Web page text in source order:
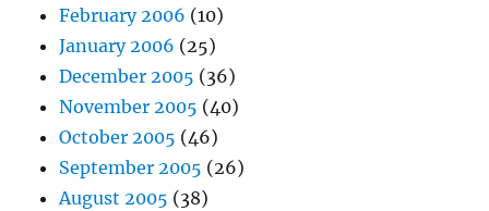
February 2006 (10)
January 2006 (25)
December 2005 (36)
November 2005 (40)
October 2005 (46)
September 2005 (26)
August 2005 (38)